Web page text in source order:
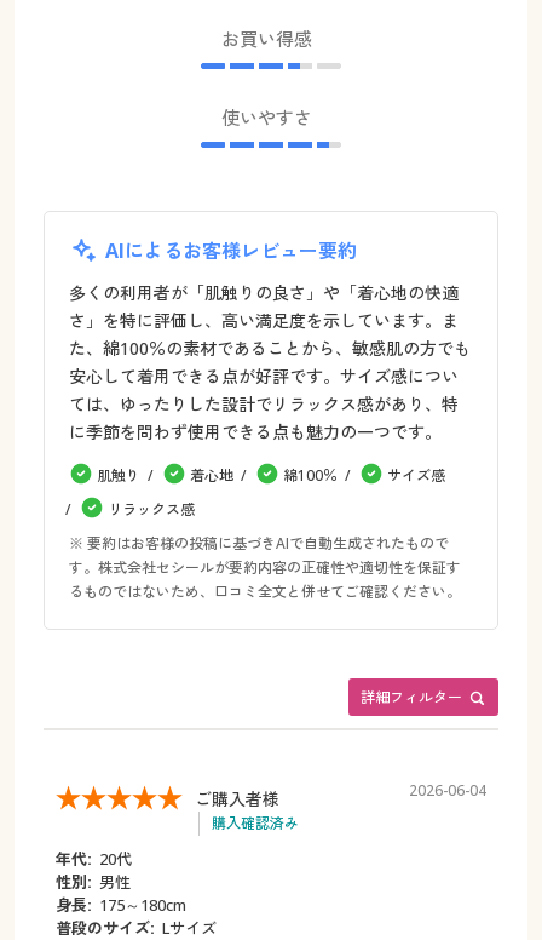
お買い得感
使いやすさ
AIによるお客様レビュー要約
多くの利用者が「肌触りの良さ」や「着心地の快適
さ」を特に評価し、高い満足度を示しています。ま
た、綿100％の素材であることから、敏感肌の方でも
安心して着用できる点が好評です。サイズ感につい
ては、ゆったりした設計でリラックス感があり、特
に季節を問わず使用できる点も魅力の一つです。
肌触り 着心地 綿100％
サイズ感
リラックス感
※ 要約はお客様の投稿に基づきAIで自動生成されたもので
す。株式会社セシールが要約内容の正確性や適切性を保証す
るものではないため、口コミ全文と併せてご確認ください。
詳細フィルター
ご購入者様
購入確認済み
2026-06-04
年代: 20代
性別: 男性
身長: 175～180cm
普段のサイズ: Lサイズ